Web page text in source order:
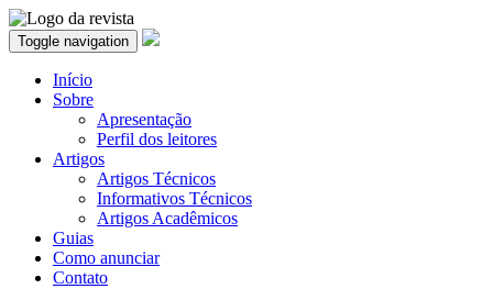
Toggle navigation
Início
Sobre
Apresentação
Perfil dos leitores
Artigos
Artigos Técnicos
Informativos Técnicos
Artigos Acadêmicos
Guias
Como anunciar
Contato